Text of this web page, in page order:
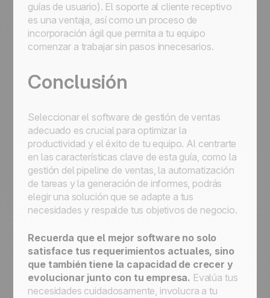
guías de usuario). El soporte al cliente receptivo
es una ventaja, así como un proceso de
incorporación ágil que permita a tu equipo
comenzar a trabajar sin pasos innecesarios.
Conclusión
Seleccionar el software de gestión de ventas
adecuado es crucial para optimizar la
productividad y el éxito de tu equipo. Al centrarte
en las características clave de esta guía, como la
gestión del pipeline de ventas, la automatización
de tareas y la generación de informes, podrás
elegir una solución que se adapte a tus
necesidades y respalde tus objetivos de negocio.
Recuerda que el mejor software no solo
satisface tus requerimientos actuales, sino
que también tiene la capacidad de crecer y
evolucionar junto con tu empresa. Evalúa tus
necesidades cuidadosamente, involucra a tu